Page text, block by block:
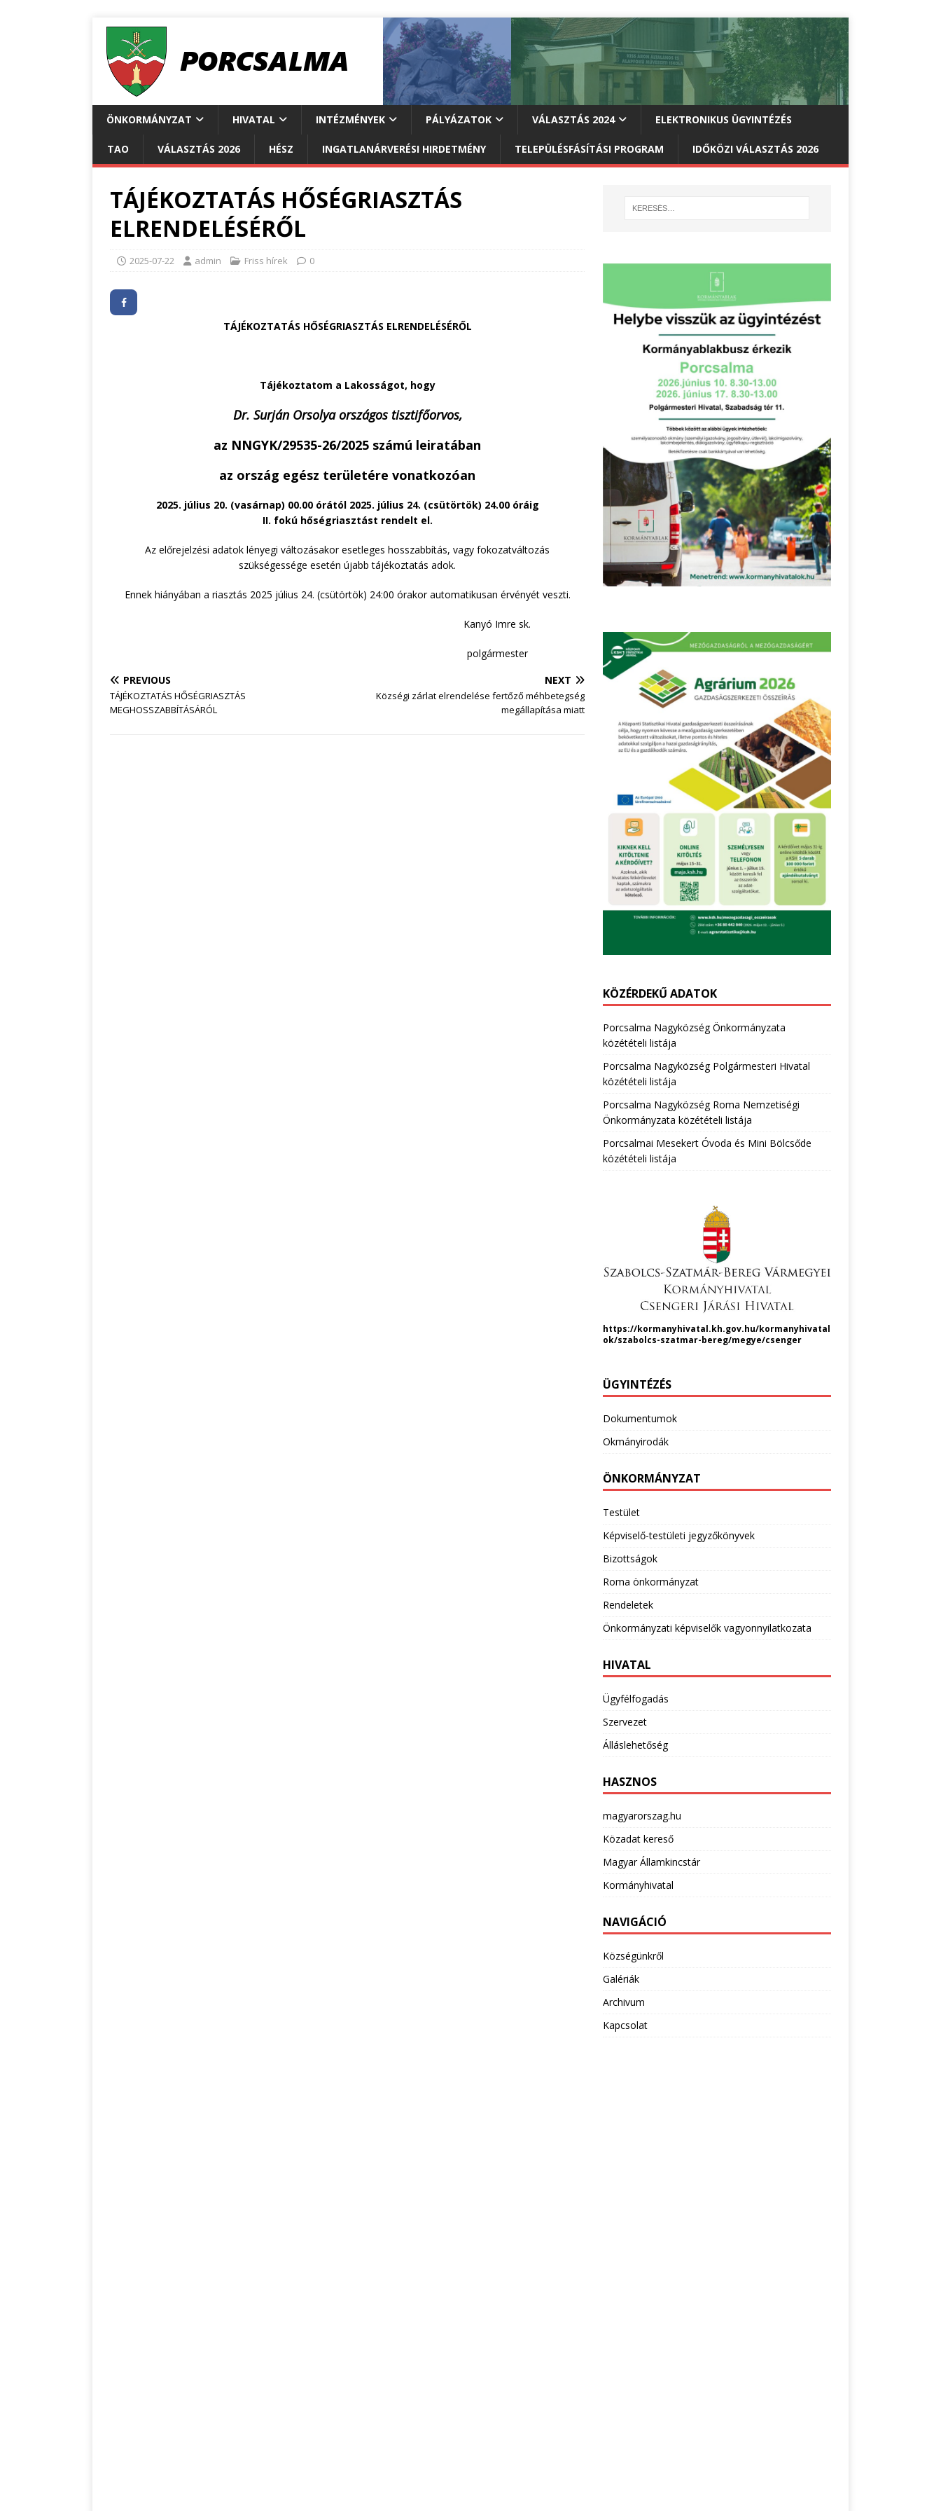
ÖNKORMÁNYZAT HIVATAL INTÉZMÉNYEK PÁLYÁZATOK VÁLASZTÁS 2024 ELEKTRONIKUS ÜGYINTÉZÉS
TAO VÁLASZTÁS 2026 HÉSZ INGATLANÁRVERÉSI HIRDETMÉNY TELEPÜLÉSFÁSÍTÁSI PROGRAM IDŐKÖZI VÁLASZTÁS 2026
TÁJÉKOZTATÁS HŐSÉGRIASZTÁS
ELRENDELÉSÉRŐL
2025-07-22 admin Friss hírek 0
TÁJÉKOZTATÁS HŐSÉGRIASZTÁS ELRENDELÉSÉRŐL
Tájékoztatom a Lakosságot, hogy
Dr. Surján Orsolya országos tisztifőorvos,
az NNGYK/29535-26/2025 számú leiratában
az ország egész területére vonatkozóan
2025. július 20. (vasárnap) 00.00 órától 2025. július 24. (csütörtök) 24.00 óráig
II. fokú hőségriasztást rendelt el.
Az előrejelzési adatok lényegi változásakor esetleges hosszabbítás, vagy fokozatváltozás
szükségessége esetén újabb tájékoztatás adok.
Ennek hiányában a riasztás 2025 július 24. (csütörtök) 24:00 órakor automatikusan érvényét veszti.
Kanyó Imre sk.
polgármester
PREVIOUS
TÁJÉKOZTATÁS HŐSÉGRIASZTÁS
MEGHOSSZABBÍTÁSÁRÓL
NEXT
Községi zárlat elrendelése fertőző méhbetegség
megállapítása miatt
KÖZÉRDEKŰ ADATOK
Porcsalma Nagyközség Önkormányzata
közétételi listája
Porcsalma Nagyközség Polgármesteri Hivatal
közétételi listája
Porcsalma Nagyközség Roma Nemzetiségi
Önkormányzata közétételi listája
Porcsalmai Mesekert Óvoda és Mini Bölcsőde
közétételi listája
https://kormanyhivatal.kh.gov.hu/kormanyhivatal
ok/szabolcs-szatmar-bereg/megye/csenger
ÜGYINTÉZÉS
Dokumentumok
Okmányirodák
ÖNKORMÁNYZAT
Testület
Képviselő-testületi jegyzőkönyvek
Bizottságok
Roma önkormányzat
Rendeletek
Önkormányzati képviselők vagyonnyilatkozata
HIVATAL
Ügyfélfogadás
Szervezet
Álláslehetőség
HASZNOS
magyarorszag.hu
Közadat kereső
Magyar Államkincstár
Kormányhivatal
NAVIGÁCIÓ
Községünkről
Galériák
Archivum
Kapcsolat